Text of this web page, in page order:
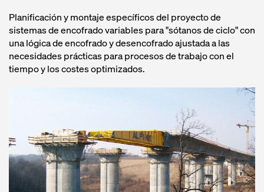
Planificación y montaje específicos del proyecto de
sistemas de encofrado variables para "sótanos de ciclo" con
una lógica de encofrado y desencofrado ajustada a las
necesidades prácticas para procesos de trabajo con el
tiempo y los costes optimizados.